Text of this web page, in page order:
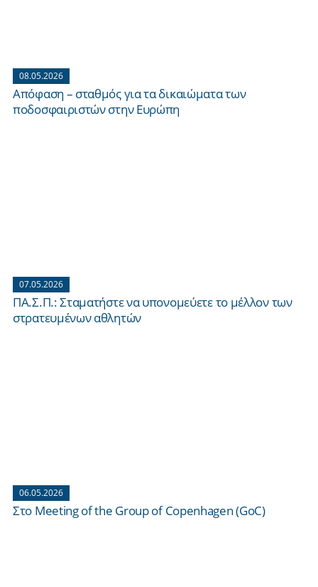
08.05.2026
Απόφαση – σταθμός για τα δικαιώματα των
ποδοσφαιριστών στην Ευρώπη
07.05.2026
ΠΑ.Σ.Π.: Σταματήστε να υπονομεύετε το μέλλον των
στρατευμένων αθλητών
06.05.2026
Στο Meeting of the Group of Copenhagen (GoC)